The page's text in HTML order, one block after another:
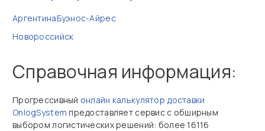
АргентинаБуэнос-Айрес
Новороссийск
Справочная информация:
Прогрессивный онлайн калькулятор доставки
OnlogSystem предоставляет сервис с обширным
выбором логистических решений: более 16116